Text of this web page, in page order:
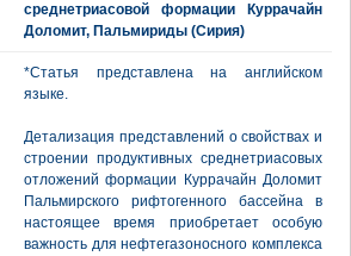
среднетриасовой формации Куррачайн
Доломит, Пальмириды (Сирия)
*Статья представлена на английском
языке.
Детализация представлений о свойствах и
строении продуктивных среднетриасовых
отложений формации Куррачайн Доломит
Пальмирского рифтогенного бассейна в
настоящее время приобретает особую
важность для нефтегазоносного комплекса